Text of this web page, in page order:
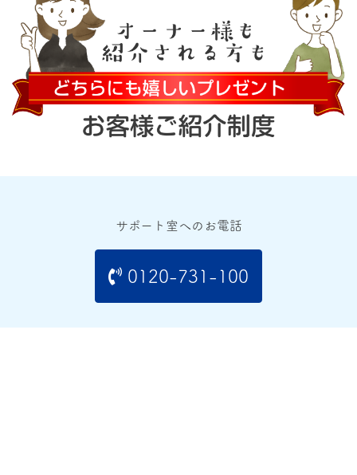
サポート室へのお電話
0120-731-100